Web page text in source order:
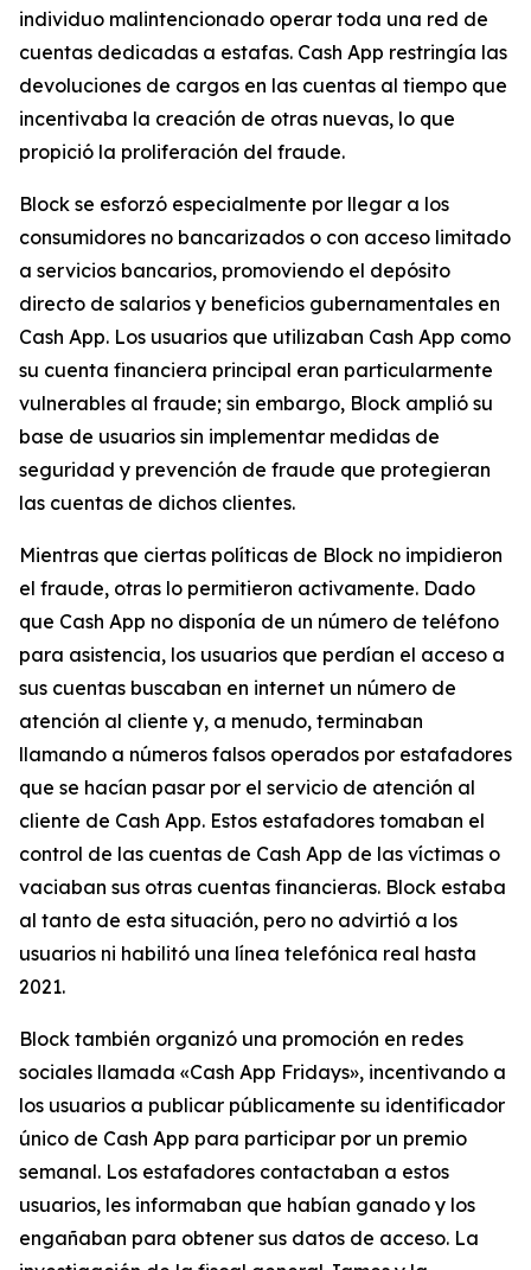
individuo malintencionado operar toda una red de
cuentas dedicadas a estafas. Cash App restringía las
devoluciones de cargos en las cuentas al tiempo que
incentivaba la creación de otras nuevas, lo que
propició la proliferación del fraude.
Block se esforzó especialmente por llegar a los
consumidores no bancarizados o con acceso limitado
a servicios bancarios, promoviendo el depósito
directo de salarios y beneficios gubernamentales en
Cash App. Los usuarios que utilizaban Cash App como
su cuenta financiera principal eran particularmente
vulnerables al fraude; sin embargo, Block amplió su
base de usuarios sin implementar medidas de
seguridad y prevención de fraude que protegieran
las cuentas de dichos clientes.
Mientras que ciertas políticas de Block no impidieron
el fraude, otras lo permitieron activamente. Dado
que Cash App no ​​disponía de un número de teléfono
para asistencia, los usuarios que perdían el acceso a
sus cuentas buscaban en internet un número de
atención al cliente y, a menudo, terminaban
llamando a números falsos operados por estafadores
que se hacían pasar por el servicio de atención al
cliente de Cash App. Estos estafadores tomaban el
control de las cuentas de Cash App de las víctimas o
vaciaban sus otras cuentas financieras. Block estaba
al tanto de esta situación, pero no advirtió a los
usuarios ni habilitó una línea telefónica real hasta
2021.
Block también organizó una promoción en redes
sociales llamada «Cash App Fridays», incentivando a
los usuarios a publicar públicamente su identificador
único de Cash App para participar por un premio
semanal. Los estafadores contactaban a estos
usuarios, les informaban que habían ganado y los
engañaban para obtener sus datos de acceso. La